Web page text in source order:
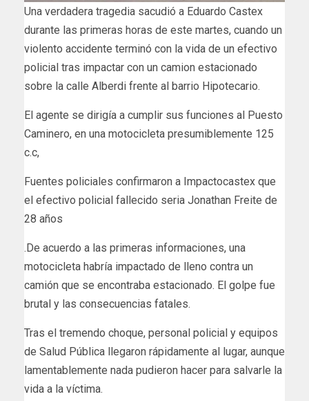
Una verdadera tragedia sacudió a Eduardo Castex
durante las primeras horas de este martes, cuando un
violento accidente terminó con la vida de un efectivo
policial tras impactar con un camion estacionado
sobre la calle Alberdi frente al barrio Hipotecario.
El agente se dirigía a cumplir sus funciones al Puesto
Caminero, en una motocicleta presumiblemente 125
c.c,
Fuentes policiales confirmaron a Impactocastex que
el efectivo policial fallecido seria Jonathan Freite de
28 años
.De acuerdo a las primeras informaciones, una
motocicleta habría impactado de lleno contra un
camión que se encontraba estacionado. El golpe fue
brutal y las consecuencias fatales.
Tras el tremendo choque, personal policial y equipos
de Salud Pública llegaron rápidamente al lugar, aunque
lamentablemente nada pudieron hacer para salvarle la
vida a la víctima.